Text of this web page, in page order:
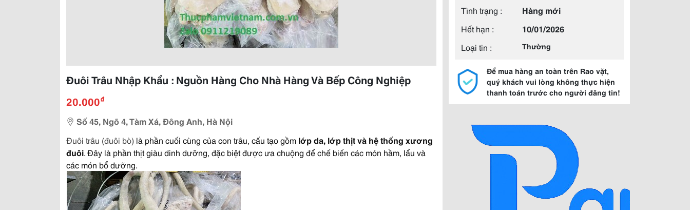
Đuôi Trâu Nhập Khẩu : Nguồn Hàng Cho Nhà Hàng Và Bếp Công Nghiệp
20.000₫
Số 45, Ngõ 4, Tàm Xá, Đông Anh, Hà Nội
Đuôi trâu (đuôi bò) là phần cuối cùng của con trâu, cấu tạo gồm lớp da, lớp thịt và hệ thống xương
đuôi. Đây là phần thịt giàu dinh dưỡng, đặc biệt được ưa chuộng để chế biến các món hầm, lẩu và
các món bổ dưỡng.
Tình trạng :
Hàng mới
Hết hạn :
10/01/2026
Loại tin :
Thường
Để mua hàng an toàn trên Rao vặt,
quý khách vui lòng không thực hiện
thanh toán trước cho người đăng tin!